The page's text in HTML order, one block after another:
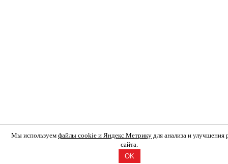
Мы используем файлы cookie и Яндекс.Метрику для анализа и улучшения
сайта.
OK